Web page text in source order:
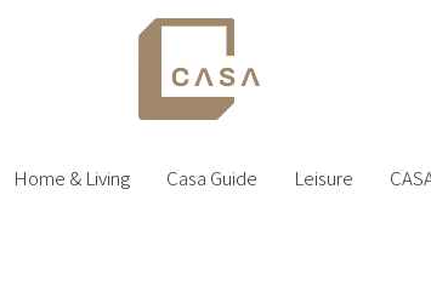
Home & Living Casa Guide Leisure